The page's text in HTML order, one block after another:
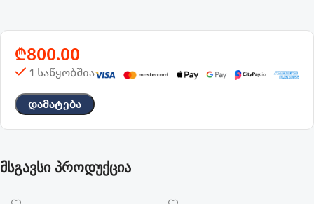
₾800.00
1 საწყობშია
Დამატება
მსგავსი პროდუქცია